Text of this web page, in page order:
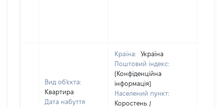
Вид об'єкта:
Квартира
Дата набуття
Країна:
Україна
Поштовий індекс:
[Конфіденційна
інформація]
Населений пункт:
Коростень /